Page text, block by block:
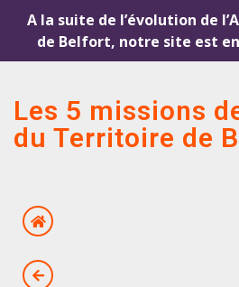
A la suite de l’évolution de
de Belfort, notre site est
Les 5 missions
du Territoire de